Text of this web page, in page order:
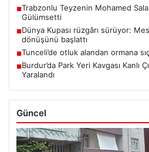
■Trabzonlu Teyzenin Mohamed
Gülümsetti
■Dünya Kupası rüzgârı sürüyor:
dönüşünü başlattı
■Tunceli’de otluk alandan ormana
■Burdur’da Park Yeri Kavgası Kanlı
Yaralandı
Güncel